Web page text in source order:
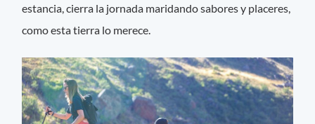
estancia, cierra la jornada maridando sabores y placeres,
como esta tierra lo merece.